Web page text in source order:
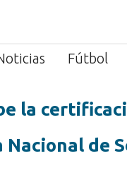
Fútbol
la
Nacional de